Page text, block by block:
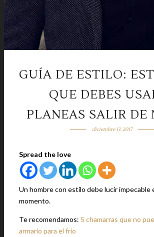
GUÍA DE ESTILO:
QUE DEBES
PLANEAS SALIR DE
diciembre 13, 2017
Spread the love
Un hombre con estilo debe lucir impecable
momento.
Te recomendamos: 5 chamarras que no
armario para el frío